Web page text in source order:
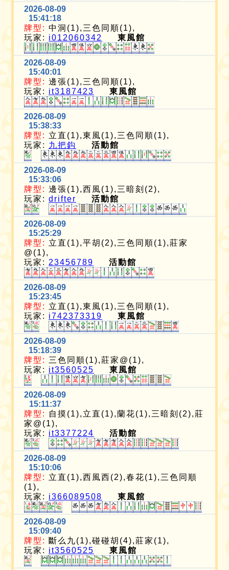
2026-08-09
15:41:18
牌型: 中洞(1),三色同順(1),
玩家: i012060342 東風館
2026-08-09
15:40:01
牌型: 邊張(1),三色同順(1),
玩家: it3187423 東風館
2026-08-09
15:38:33
牌型: 立直(1),東風(1),三色同順(1),
玩家: 九把鈎 活動館
2026-08-09
15:33:06
牌型: 邊張(1),西風(1),三暗刻(2),
玩家:drifter 活動館
2026-08-09
15:25:29
牌型: 立直(1),平胡(2),三色同順(1),莊家
@(1),
玩家: 23456789 活動館
2026-08-09
15:23:45
牌型: 立直(1),東風(1),三色同順(1),
玩家: i742373319 東風館
2026-08-09
15:18:39
牌型: 三色同順(1),莊家@(1),
玩家: it3560525 東風館
2026-08-09
15:11:37
牌型:
自摸(1),立直(1),蘭花(1),三暗刻(2),莊
家@(1),
玩家: it3377224 活動館
2026-08-09
15:10:06
牌型: 立直(1),西風西(2),春花(1),三色同順
(1),
玩家: i366089508 東風館
2026-08-09
15:09:40
牌型: 斷么九(1),碰碰胡(4),莊家(1),
玩家: it3560525 東風館